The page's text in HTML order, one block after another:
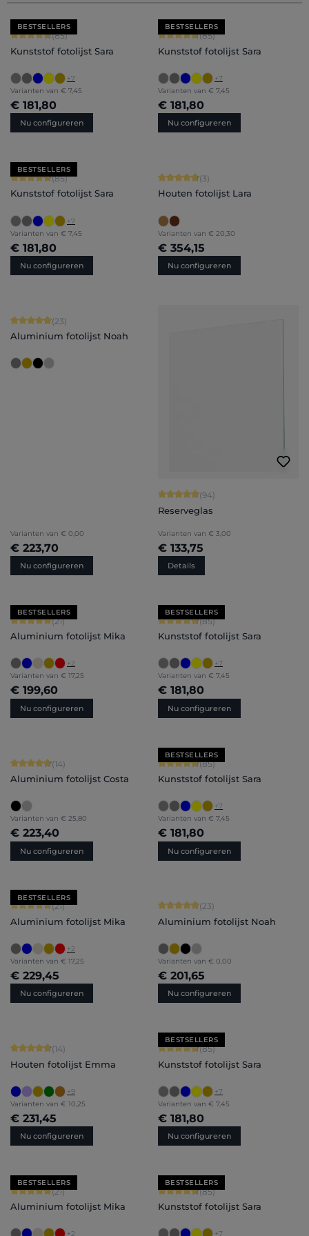
BESTSELLERS
Gemiddelde waardering van 4.71 van 5 sterren
(85)
Kunststof fotolijst Sara
+7
Varianten van € 7,45
€ 181,80
Nu configureren
BESTSELLERS
Gemiddelde waardering van 4.71
(85)
Kunststof fotolijst Sara
+7
Varianten van € 7,45
€ 181,80
Nu configureren
BESTSELLERS
Gemiddelde waardering van 4.71 van 5 sterren
(85)
Kunststof fotolijst Sara
+7
Varianten van € 7,45
€ 181,80
Nu configureren
Gemiddelde waardering van 4.67
(3)
Houten fotolijst Lara
Varianten van € 20,30
€ 354,15
Nu configureren
Gemiddelde waardering van 4.91 van 5 sterren
(23)
Aluminium fotolijst Noah
Varianten van € 0,00
€ 223,70
Nu configureren
Gemiddelde waardering van 4.94
(94)
Reserveglas
Varianten van € 3,00
€ 133,75
Details
BESTSELLERS
Gemiddelde waardering van 5 van 5 sterren
(21)
Aluminium fotolijst Mika
+2
Varianten van € 17,25
€ 199,60
Nu configureren
BESTSELLERS
Gemiddelde waardering van 4.71
(85)
Kunststof fotolijst Sara
+7
Varianten van € 7,45
€ 181,80
Nu configureren
Gemiddelde waardering van 4.86 van 5 sterren
(14)
Aluminium fotolijst Costa
Varianten van € 25,80
€ 223,40
Nu configureren
BESTSELLERS
Gemiddelde waardering van 4.71
(85)
Kunststof fotolijst Sara
+7
Varianten van € 7,45
€ 181,80
Nu configureren
BESTSELLERS
Gemiddelde waardering van 5 van 5 sterren
(21)
Aluminium fotolijst Mika
+2
Varianten van € 17,25
€ 229,45
Nu configureren
Gemiddelde waardering van 4.91
(23)
Aluminium fotolijst Noah
Varianten van € 0,00
€ 201,65
Nu configureren
Gemiddelde waardering van 4.86 van 5 sterren
(14)
Houten fotolijst Emma
+9
Varianten van € 10,25
€ 231,45
Nu configureren
BESTSELLERS
Gemiddelde waardering van 4.71
(85)
Kunststof fotolijst Sara
+7
Varianten van € 7,45
€ 181,80
Nu configureren
BESTSELLERS
Gemiddelde waardering van 5 van 5 sterren
(21)
Aluminium fotolijst Mika
+2
BESTSELLERS
Gemiddelde waardering van 4.71
(85)
Kunststof fotolijst Sara
+7